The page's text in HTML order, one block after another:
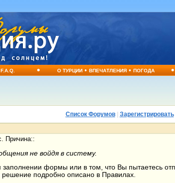
F.A.Q. • О ТУРЦИИ•ВПЕЧАТЛЕНИЯ•ПОГОДА •
Список Форумов| Зарегистрировать|
Причина::
не войдя в систему.
заполнении формы или в том, что Вы пытаетесь
решение подробно описано в Правилах.